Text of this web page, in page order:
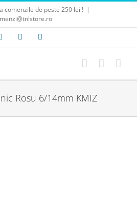
comenzile de peste 250 lei ! |
Facebook
E-
Instagram
Rosu 6/14mm KMIZ